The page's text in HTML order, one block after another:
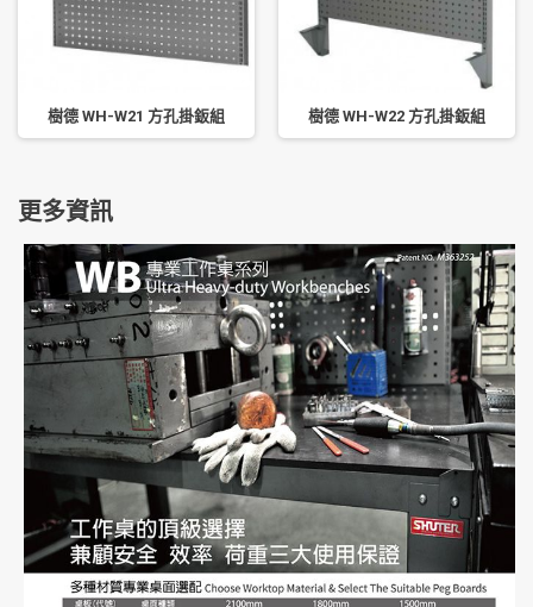
樹德 WH-W21 方孔掛鈑組 樹德 WH-W22 方孔掛鈑組
更多資訊